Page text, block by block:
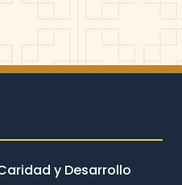
y Desarrollo